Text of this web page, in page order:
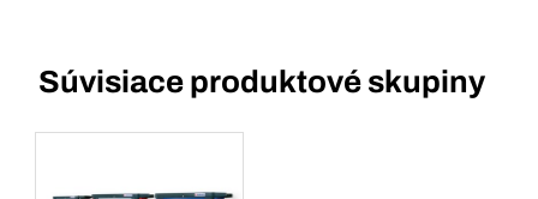
Súvisiace produktové skupiny